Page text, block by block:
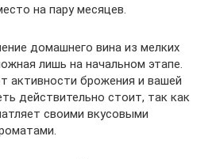
на пару месяцев.
домашнего вина из мелких
лишь на начальном этапе.
активности брожения и вашей
действительно стоит, так как
своими вкусовыми